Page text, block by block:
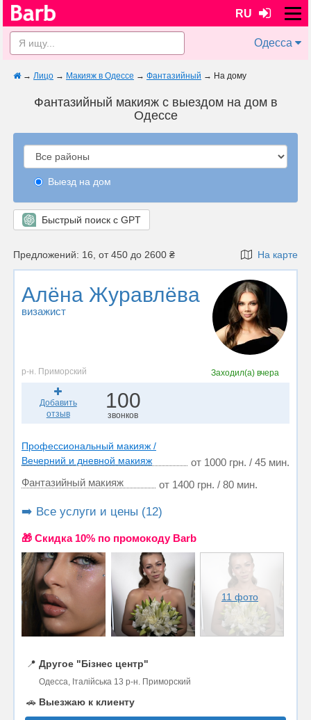
RU
Одесса
→ Лицо → Макияж в Одессе → Фантазийный → На дому
Фантазийный макияж с выездом на дом в
Одессе
Выезд на дом
Быстрый поиск с GPT
Предложений: 16, от 450 до 2600 ₴ На карте
Алёна Журавлёва
визажист
р-н. Приморский Заходил(а) вчера
Добавить
отзыв
100
звонков
Профессиональный макияж /
Вечерний и дневной макияж
от 1000 грн. / 45 мин.
Фантазийный макияж
от 1400 грн. / 80 мин.
➡️ Все услуги и цены (12)
🎁 Cкидка 10% по промокоду Barb
11 фото
📍 Другое "Бізнес центр"
Одесса, Італійська 13 р-н. Приморский
🚗 Выезжаю к клиенту